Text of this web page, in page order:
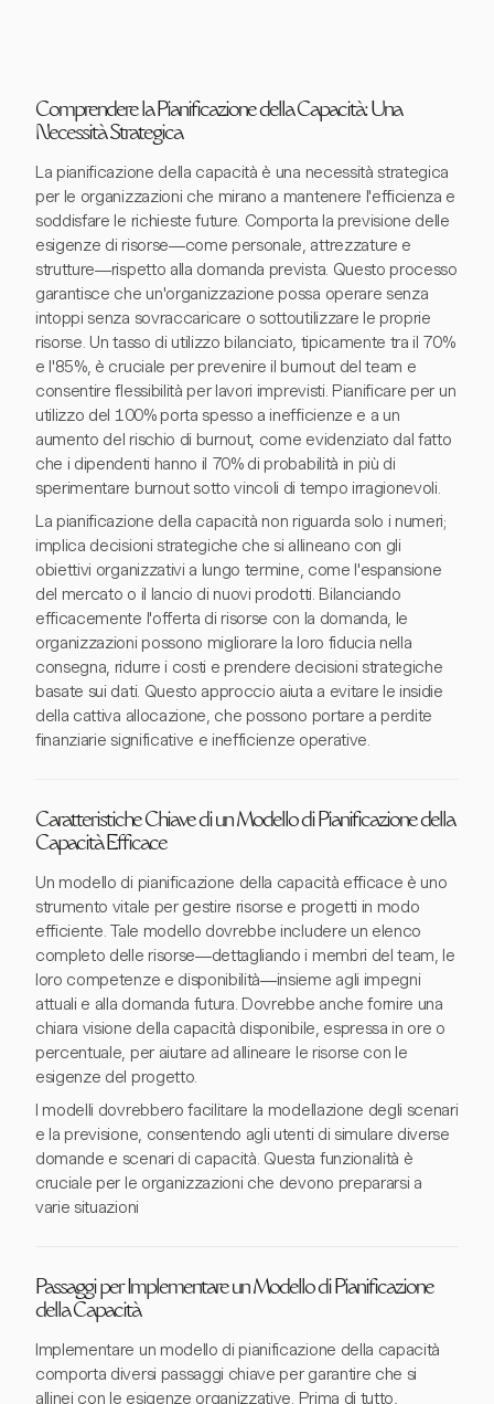
Comprendere la Pianificazione della Capacità: Una
Necessità Strategica
La pianificazione della capacità è una necessità strategica
per le organizzazioni che mirano a mantenere l'efficienza e
soddisfare le richieste future. Comporta la previsione delle
esigenze di risorse—come personale, attrezzature e
strutture—rispetto alla domanda prevista. Questo processo
garantisce che un'organizzazione possa operare senza
intoppi senza sovraccaricare o sottoutilizzare le proprie
risorse. Un tasso di utilizzo bilanciato, tipicamente tra il 70%
e l'85%, è cruciale per prevenire il burnout del team e
consentire flessibilità per lavori imprevisti. Pianificare per un
utilizzo del 100% porta spesso a inefficienze e a un
aumento del rischio di burnout, come evidenziato dal fatto
che i dipendenti hanno il 70% di probabilità in più di
sperimentare burnout sotto vincoli di tempo irragionevoli.
La pianificazione della capacità non riguarda solo i numeri;
implica decisioni strategiche che si allineano con gli
obiettivi organizzativi a lungo termine, come l'espansione
del mercato o il lancio di nuovi prodotti. Bilanciando
efficacemente l'offerta di risorse con la domanda, le
organizzazioni possono migliorare la loro fiducia nella
consegna, ridurre i costi e prendere decisioni strategiche
basate sui dati. Questo approccio aiuta a evitare le insidie
della cattiva allocazione, che possono portare a perdite
finanziarie significative e inefficienze operative.
Caratteristiche Chiave di un Modello di Pianificazione della
Capacità Efficace
Un modello di pianificazione della capacità efficace è uno
strumento vitale per gestire risorse e progetti in modo
efficiente. Tale modello dovrebbe includere un elenco
completo delle risorse—dettagliando i membri del team, le
loro competenze e disponibilità—insieme agli impegni
attuali e alla domanda futura. Dovrebbe anche fornire una
chiara visione della capacità disponibile, espressa in ore o
percentuale, per aiutare ad allineare le risorse con le
esigenze del progetto.
I modelli dovrebbero facilitare la modellazione degli scenari
e la previsione, consentendo agli utenti di simulare diverse
domande e scenari di capacità. Questa funzionalità è
cruciale per le organizzazioni che devono prepararsi a
varie situazioni
Passaggi per Implementare un Modello di Pianificazione
della Capacità
Implementare un modello di pianificazione della capacità
comporta diversi passaggi chiave per garantire che si
allinei con le esigenze organizzative. Prima di tutto,